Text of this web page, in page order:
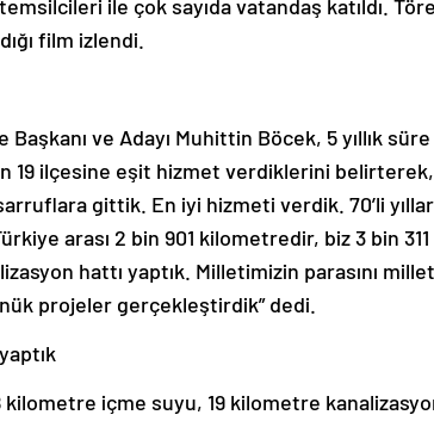
ile çok sayıda vatandaş katıldı.
film izlendi.
ve Adayı Muhittin Böcek, 5 yıllık
19 ilçesine eşit hizmet verdiklerini
gittik. En iyi hizmeti verdik. 70’li
arası 2 bin 901 kilometredir, biz 3 bin
hattı yaptık. Milletimizin parasını
projeler gerçekleştirdik” dedi.
kilometre içme suyu, 19 kilometre